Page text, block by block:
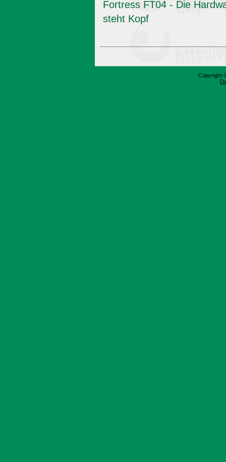
Fortress FT04 - Die
steht Kopf
Copyright